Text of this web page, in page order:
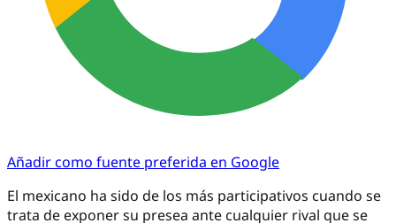
Añadir como fuente preferida en Google
El mexicano ha sido de los más participativos cuando se
trata de exponer su presea ante cualquier rival que se